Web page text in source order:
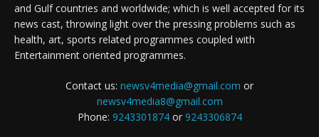
and Gulf countries and worldwide; which is well accepted for its
news cast, throwing light over the pressing problems such as
health, art, sports related programmes coupled with
Entertainment oriented programmes.
Contact us: newsv4media@gmail.com or
newsv4media8@gmail.com
Phone: 9243301874or 9243306874